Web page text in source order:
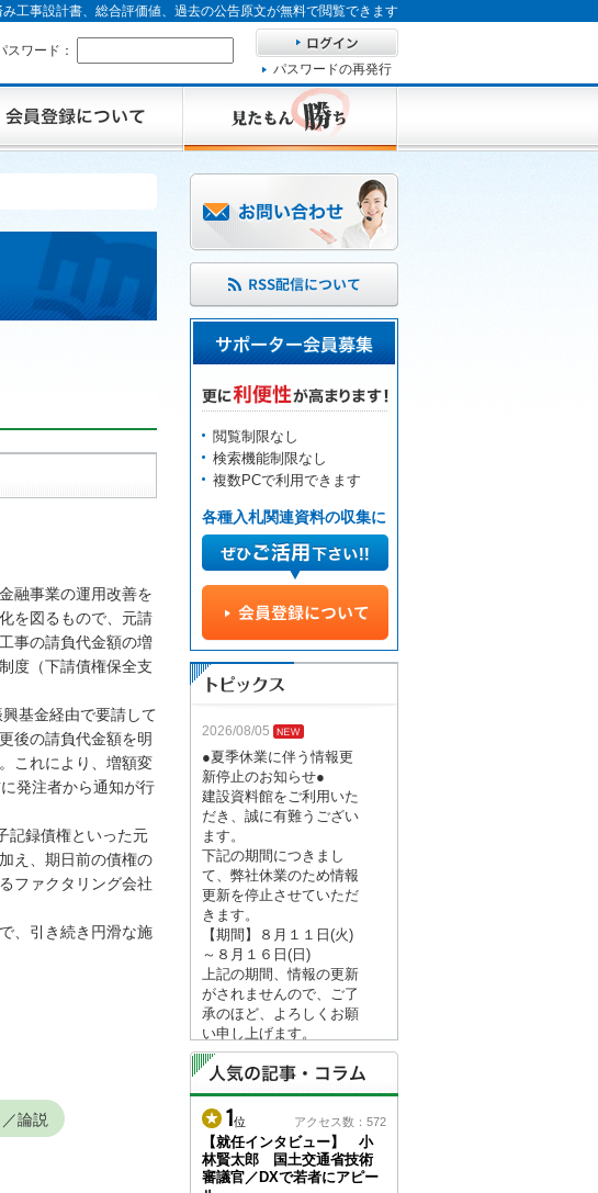
工事設計書、総合評価値、過去の公告原文が無料で閲覧できます
スワード：
パスワードの再発行
融事業の運用改善を
を図るもので、元請
事の請負代金額の増
度（下請債権保全支
基金経由で要請して
後の請負代金額を明
これにより、増額変
発注者から通知が行
記録債権といった元
え、期日前の債権の
ファクタリング会社
、引き続き円滑な施
論説
閲覧制限なし
検索機能制限なし
複数PCで利用できます
各種入札関連資料の収集に
2026/08/05
●夏季休業に伴う情報更
新停止のお知らせ●
建設資料館をご利用いた
だき、誠に有難うござい
ます。
下記の期間につきまし
て、弊社休業のため情報
更新を停止させていただ
きます。
【期間】８月１１日(火)
～８月１６日(日)
上記の期間、情報の更新
がされませんので、ご了
承のほど、よろしくお願
い申し上げます。
なお、情報は８月１７日
(月)より登録されます。
2026/04/23
●ゴールデンウィークに
伴う情報更新停止のお知
らせ(05/02～05/10)●
1位 アクセス数：572
【就任インタビュー】 小
林賢太郎 国土交通省技術
審議官／DXで若者にアピー